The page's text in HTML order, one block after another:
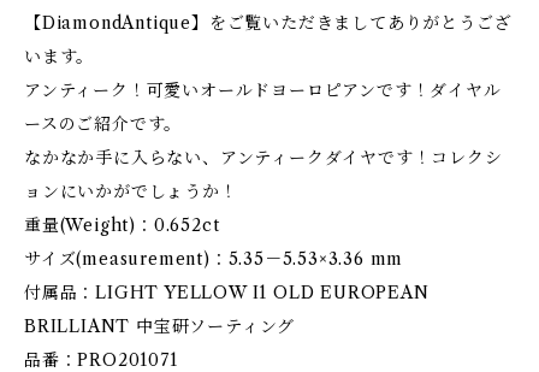
【DiamondAntique】をご覧いただきましてありがとうござ
います。
アンティーク！可愛いオールドヨーロピアンです！ダイヤル
ースのご紹介です。
なかなか手に入らない、アンティークダイヤです！コレクシ
ョンにいかがでしょうか！
重量(Weight)：0.652ct
サイズ(measurement)：5.35－5.53×3.36 mm
付属品：LIGHT YELLOW I1 OLD EUROPEAN
BRILLIANT 中宝研ソーティング
品番：PRO201071